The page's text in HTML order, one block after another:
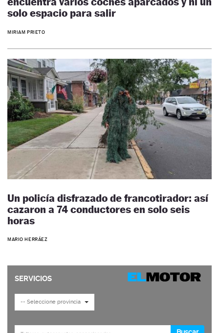
solo espacio para salir
MIRIAM PRIETO
Un policía disfrazado de francotirador: así
cazaron a 74 conductores en solo seis
horas
MARIO HERRÁEZ